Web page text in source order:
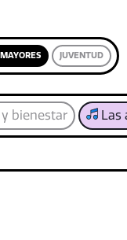
JUVENTUD
y bienestar Las